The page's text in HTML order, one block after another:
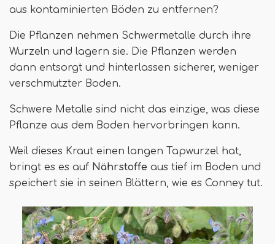
aus kontaminierten Böden zu entfernen?
Die Pflanzen nehmen Schwermetalle durch ihre
Wurzeln und lagern sie. Die Pflanzen werden
dann entsorgt und hinterlassen sicherer, weniger
verschmutzter Boden.
Schwere Metalle sind nicht das einzige, was diese
Pflanze aus dem Boden hervorbringen kann.
Weil dieses Kraut einen langen Tapwurzel hat,
bringt es es auf Nährstoffe aus tief im Boden und
speichert sie in seinen Blättern, wie es Conney tut.